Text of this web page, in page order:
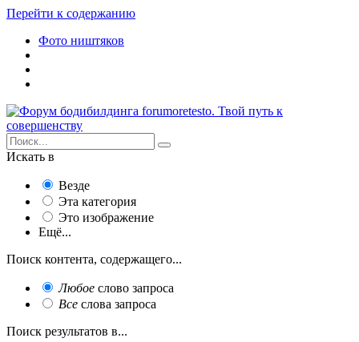
Перейти к содержанию
Фото ништяков
Искать в
Везде
Эта категория
Это изображение
Ещё...
Поиск контента, содержащего...
Любое слово запроса
Все слова запроса
Поиск результатов в...